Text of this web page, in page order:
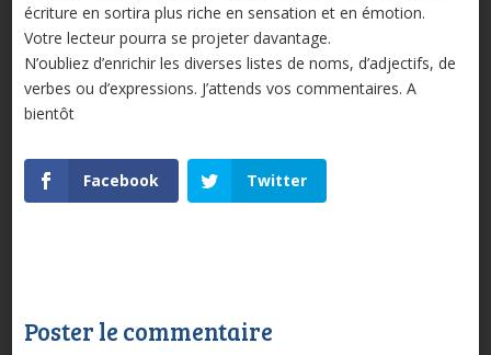
écriture en sortira plus riche en sensation et en émotion.
Votre lecteur pourra se projeter davantage.
N’oubliez d’enrichir les diverses listes de noms, d’adjectifs, de
verbes ou d’expressions. J’attends vos commentaires. A
bientôt
Facebook Twitter
Poster le commentaire